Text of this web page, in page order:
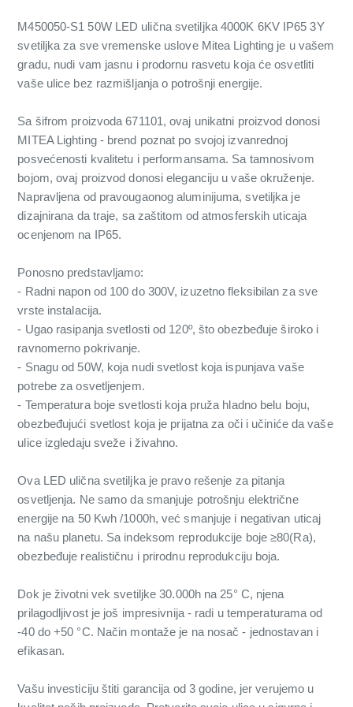
M450050-S1 50W LED ulična svetiljka 4000K 6KV IP65 3Y
svetiljka za sve vremenske uslove Mitea Lighting je u vašem
gradu, nudi vam jasnu i prodornu rasvetu koja će osvetliti
vaše ulice bez razmišljanja o potrošnji energije.
Sa šifrom proizvoda 671101, ovaj unikatni proizvod donosi
MITEA Lighting - brend poznat po svojoj izvanrednoj
posvećenosti kvalitetu i performansama. Sa tamnosivom
bojom, ovaj proizvod donosi eleganciju u vaše okruženje.
Napravljena od pravougaonog aluminijuma, svetiljka je
dizajnirana da traje, sa zaštitom od atmosferskih uticaja
ocenjenom na IP65.
Ponosno predstavljamo:
- Radni napon od 100 do 300V, izuzetno fleksibilan za sve
vrste instalacija.
- Ugao rasipanja svetlosti od 120º, što obezbeđuje široko i
ravnomerno pokrivanje.
- Snagu od 50W, koja nudi svetlost koja ispunjava vaše
potrebe za osvetljenjem.
- Temperatura boje svetlosti koja pruža hladno belu boju,
obezbeđujući svetlost koja je prijatna za oči i učiniće da vaše
ulice izgledaju sveže i živahno.
Ova LED ulična svetiljka je pravo rešenje za pitanja
osvetljenja. Ne samo da smanjuje potrošnju električne
energije na 50 Kwh /1000h, već smanjuje i negativan uticaj
na našu planetu. Sa indeksom reprodukcije boje ≥80(Ra),
obezbeđuje realističnu i prirodnu reprodukciju boja.
Dok je životni vek svetiljke 30.000h na 25° C, njena
prilagodljivost je još impresivnija - radi u temperaturama od
-40 do +50 °C. Način montaže je na nosač - jednostavan i
efikasan.
Vašu investiciju štiti garancija od 3 godine, jer verujemo u